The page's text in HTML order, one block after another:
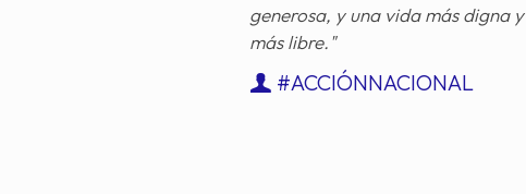
generosa, y una vida más digna y
más libre."
#ACCIÓNNACIONAL